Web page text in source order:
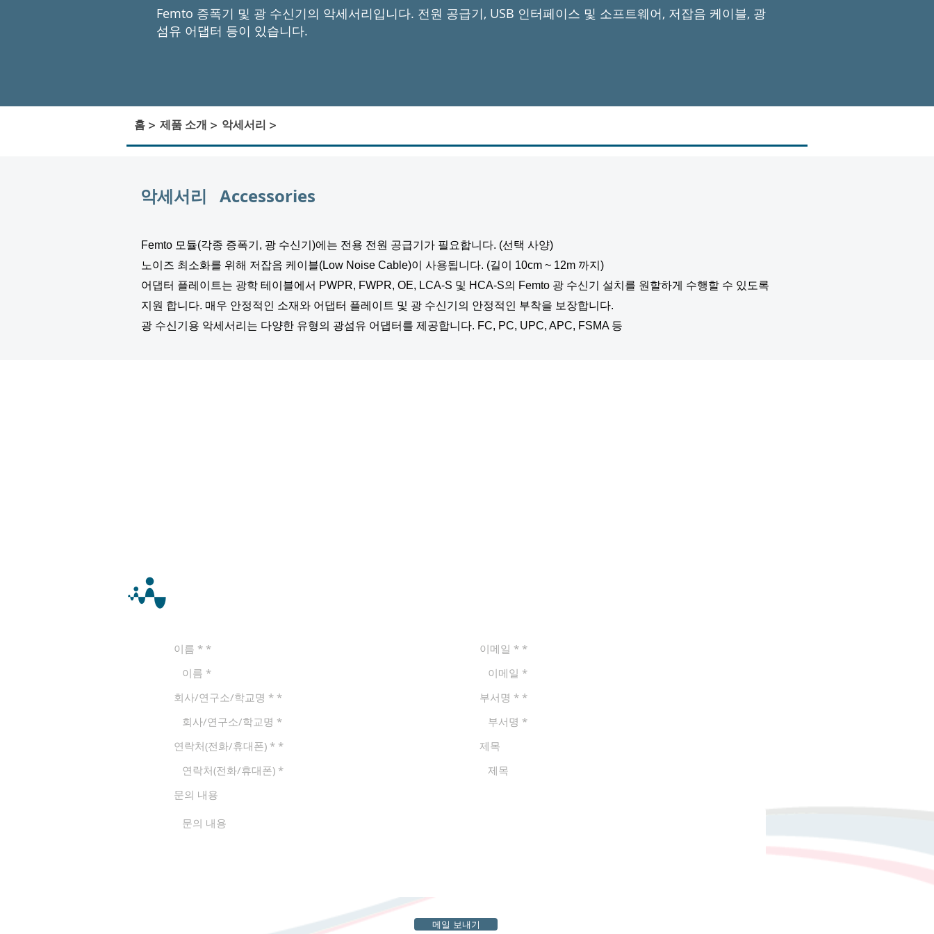
Femto 증폭기 및 광 수신기의 악세서리입니다. 전원 공급기, USB 인터페이스 및 소프트웨어, 저잡음 케이블, 광
섬유 어댑터 등이 있습니다.
홈 > 제품 소개 > 악세서리 >
악세서리 Accessories
Femto 모듈(각종 증폭기, 광 수신기)에는 전용 전원 공급기가 필요합니다. (선택 사양)
노이즈 최소화를 위해 저잡음 케이블(Low Noise Cable)이 사용됩니다. (길이 10cm ~ 12m 까지)
어댑터 플레이트는 광학 테이블에서 PWPR, FWPR, OE, LCA-S 및 HCA-S의 Femto 광 수신기 설치를 원할하게 수행할 수 있도록
지원 합니다. 매우 안정적인 소재와 어댑터 플레이트 및 광 수신기의 안정적인 부착을 보장합니다.
광 수신기용 악세서리는 다양한 유형의 광섬유 어댑터를 제공합니다. FC, PC, UPC, APC, FSMA 등
이름 *
회사/연구소/학교명 *
연락처(전화/휴대폰) *
이메일 *
부서명 *
제목
문의 내용
메일 보내기